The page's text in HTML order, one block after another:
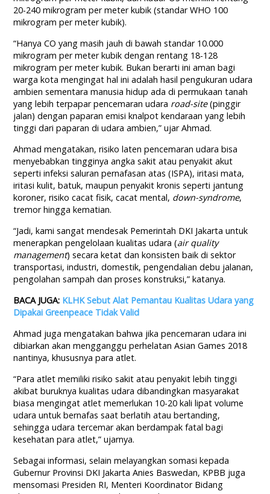
20-240 mikrogram per meter kubik (standar WHO 100
mikrogram per meter kubik).
“Hanya CO yang masih jauh di bawah standar 10.000
mikrogram per meter kubik dengan rentang 18-128
mikrogram per meter kubik. Bukan berarti ini aman bagi
warga kota mengingat hal ini adalah hasil pengukuran udara
ambien sementara manusia hidup ada di permukaan tanah
yang lebih terpapar pencemaran udara road-site(pinggir
jalan) dengan paparan emisi knalpot kendaraan yang lebih
tinggi dari paparan di udara ambien,” ujar Ahmad.
Ahmad mengatakan, risiko laten pencemaran udara bisa
menyebabkan tingginya angka sakit atau penyakit akut
seperti infeksi saluran pernafasan atas (ISPA), iritasi mata,
iritasi kulit, batuk, maupun penyakit kronis seperti jantung
koroner, risiko cacat fisik, cacat mental, down-syndrome,
tremor hingga kematian.
“Jadi, kami sangat mendesak Pemerintah DKI Jakarta untuk
menerapkan pengelolaan kualitas udara (air quality
management) secara ketat dan konsisten baik di sektor
transportasi, industri, domestik, pengendalian debu jalanan,
pengolahan sampah dan proses konstruksi,” katanya.
BACA JUGA: KLHK Sebut Alat Pemantau Kualitas Udara yang
Dipakai Greenpeace Tidak Valid
Ahmad juga mengatakan bahwa jika pencemaran udara ini
dibiarkan akan mengganggu perhelatan Asian Games 2018
nantinya, khususnya para atlet.
“Para atlet memiliki risiko sakit atau penyakit lebih tinggi
akibat buruknya kualitas udara dibandingkan masyarakat
biasa mengingat atlet memerlukan 10-20 kali lipat volume
udara untuk bernafas saat berlatih atau bertanding,
sehingga udara tercemar akan berdampak fatal bagi
kesehatan para atlet,” ujarnya.
Sebagai informasi, selain melayangkan somasi kepada
Gubernur Provinsi DKI Jakarta Anies Baswedan, KPBB juga
mensomasi Presiden RI, Menteri Koordinator Bidang